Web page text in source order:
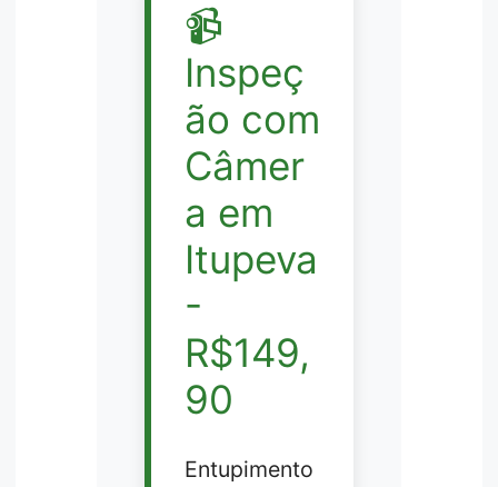
📹
Inspeç
ão com
Câmer
a em
Itupeva
-
R$149,
90
Entupimento